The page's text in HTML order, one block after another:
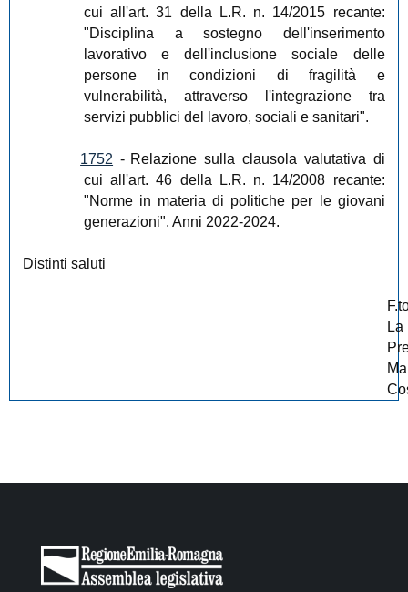
cui all'art. 31 della L.R. n. 14/2015 recante:
"Disciplina a sostegno dell'inserimento
lavorativo e dell'inclusione sociale delle
persone in condizioni di fragilità e
vulnerabilità, attraverso l'integrazione tra
servizi pubblici del lavoro, sociali e sanitari".
1752 - Relazione sulla clausola valutativa di
cui all'art. 46 della L.R. n. 14/2008 recante:
"Norme in materia di politiche per le giovani
generazioni". Anni 2022-2024.
Distinti saluti
La